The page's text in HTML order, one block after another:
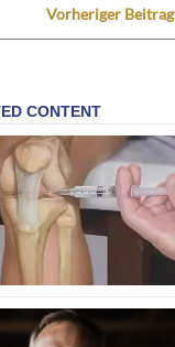
Vorheriger Beitrag